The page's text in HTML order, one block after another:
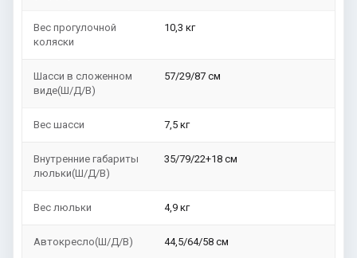
Вес прогулочной
коляски
10,3 кг
Шасси в сложенном
виде(Ш/Д/В)
57/29/87 см
Вес шасси 7,5 кг
Внутренние габариты
люльки(Ш/Д/В)
35/79/22+18 см
Вес люльки 4,9 кг
Автокресло(Ш/Д/В) 44,5/64/58 см